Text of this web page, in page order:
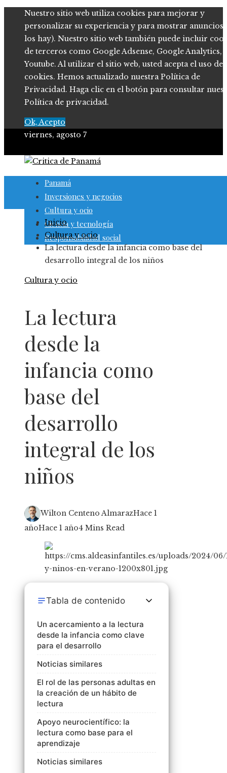
Nuestro sitio web utiliza cookies para mejorar y
personalizar su experiencia y para mostrar anuncios
los hay). Nuestro sitio web también puede incluir
de terceros como Google Adsense, Google Analytics,
Youtube. Al utilizar el sitio web, usted acepta el uso de
cookies. Hemos actualizado nuestra Política de
Privacidad. Haga clic en el botón para consultar
Política de privacidad.
Ok, Acepto
viernes, agosto 7
Panamá
Inversiones y negocios
Cultura y ocio
Ciencia y tecnología
Responsabilidad social
Inicio
Cultura y ocio
La lectura desde la infancia como base del
desarrollo integral de los niños
Cultura y ocio
La lectura
desde la
infancia como
base del
desarrollo
integral de los
niños
Wilton Centeno AlmarazHace 1
añoHace 1 año4 Mins Read
Tabla de contenido
Un acercamiento a la lectura
desde la infancia como clave
para el desarrollo
Noticias similares
El rol de las personas adultas en
la creación de un hábito de
lectura
Apoyo neurocientífico: la
lectura como base para el
aprendizaje
Noticias similares